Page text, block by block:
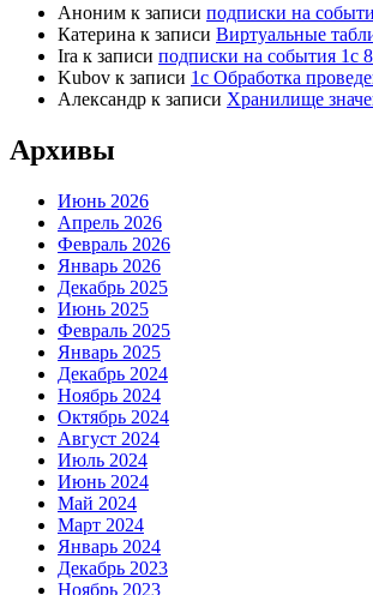
Аноним к записи подписки на
Катерина к записи Виртуальные
Ira к записи подписки на события 1с
Kubov к записи 1с Обработка
Александр к записи Хранилище
Архивы
Июнь 2026
Апрель 2026
Февраль 2026
Январь 2026
Декабрь 2025
Июнь 2025
Февраль 2025
Январь 2025
Декабрь 2024
Ноябрь 2024
Октябрь 2024
Август 2024
Июль 2024
Июнь 2024
Май 2024
Март 2024
Январь 2024
Декабрь 2023
Ноябрь 2023